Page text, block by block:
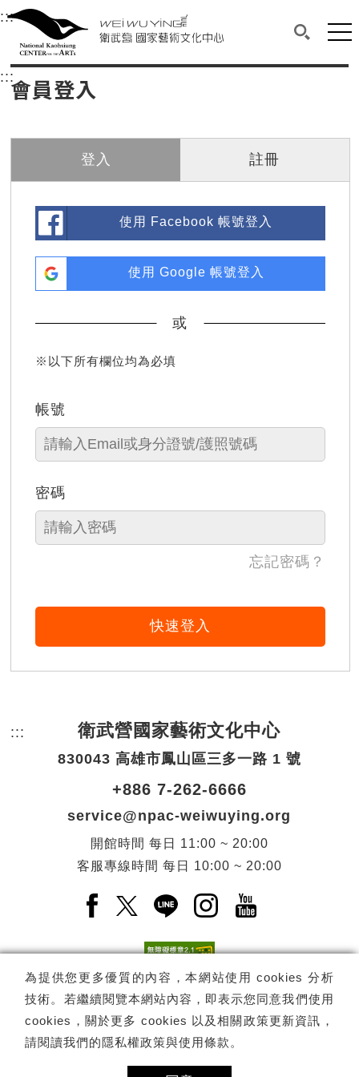
衛武營國家藝術文化中心
中央內容區塊，為本頁主要內容區。
:::選單連結區塊，此區塊列有本網站主要連結。
衛武營國家藝術文化中心
搜尋(開
網
::: 中央內容區塊，為本頁主要內容區。
會員登入
登入 註冊
使用 Facebook 帳號登入
使用 Google 帳號登入
或
※以下所有欄位均為必填
帳號
密碼
忘記密碼？
快速登入
為提供您更多優質的內容，本網站使用 cookies 分析
技術。若繼續閱覽本網站內容，即表示您同意我們使用
cookies，關於更多 cookies 以及相關政策更新資訊，
請閱讀我們的隱私權政策與使用條款 。
::: 頁尾網站資訊。
衛武營國家藝術文化中心
830043 高雄市鳳山區三多一路 1 號
+886 7-262-6666
service@npac-weiwuying.org
開館時間 每日
11:00 ~ 20:00
客服專線時間 每日 10:00 ~ 20:00
Facebook(另開新視窗)
X(另開新視窗)
LINE(另開新視窗)
Instagram(另開新視
YouTube(另開
電子報訂閱 訂閱
Copyright © 國家表演藝術中心 -衛武營國家藝術文化中心